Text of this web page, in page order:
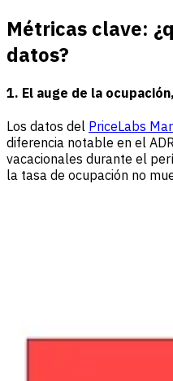
Métricas clave:
datos?
1. El auge de la
Los datos del PriceLabs
diferencia notable en el
vacacionales durante el
la tasa de ocupación no